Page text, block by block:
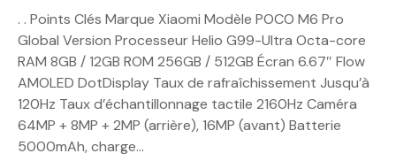
. . Points Clés Marque Xiaomi Modèle POCO M6 Pro
Global Version Processeur Helio G99-Ultra Octa-core
RAM 8GB / 12GB ROM 256GB / 512GB Écran 6.67″ Flow
AMOLED DotDisplay Taux de rafraîchissement Jusqu’à
120Hz Taux d’échantillonnage tactile 2160Hz Caméra
64MP + 8MP + 2MP (arrière), 16MP (avant) Batterie
5000mAh, charge…